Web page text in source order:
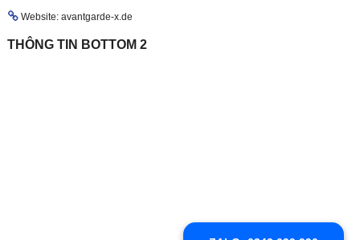
Website: avantgarde-x.de
THÔNG TIN BOTTOM 2